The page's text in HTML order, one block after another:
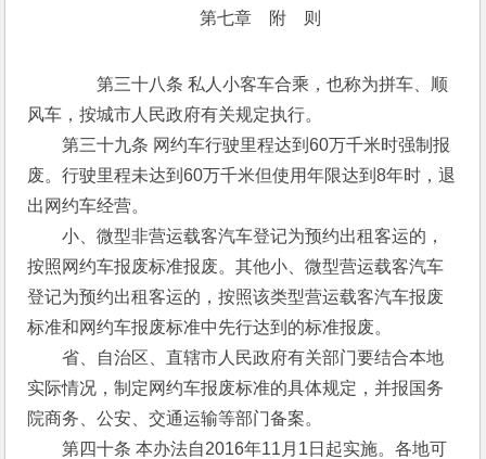
第七章　附　则
第三十八条 私人小客车合乘，也称为拼车、顺
风车，按城市人民政府有关规定执行。
第三十九条 网约车行驶里程达到60万千米时强制报
废。行驶里程未达到60万千米但使用年限达到8年时，退
出网约车经营。
小、微型非营运载客汽车登记为预约出租客运的，
按照网约车报废标准报废。其他小、微型营运载客汽车
登记为预约出租客运的，按照该类型营运载客汽车报废
标准和网约车报废标准中先行达到的标准报废。
省、自治区、直辖市人民政府有关部门要结合本地
实际情况，制定网约车报废标准的具体规定，并报国务
院商务、公安、交通运输等部门备案。
第四十条 本办法自2016年11月1日起实施。各地可